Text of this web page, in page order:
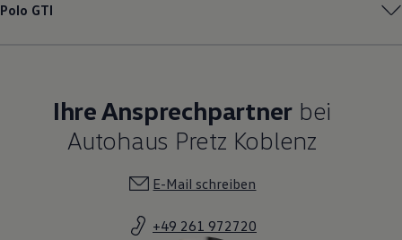
Polo GTI
Ihre Ansprechpartner bei
Autohaus Pretz Koblenz
E-Mail schreiben
+49 261 972720